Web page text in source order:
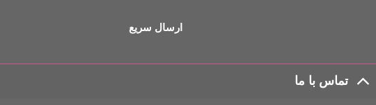
ارسال سریع
تماس با ما